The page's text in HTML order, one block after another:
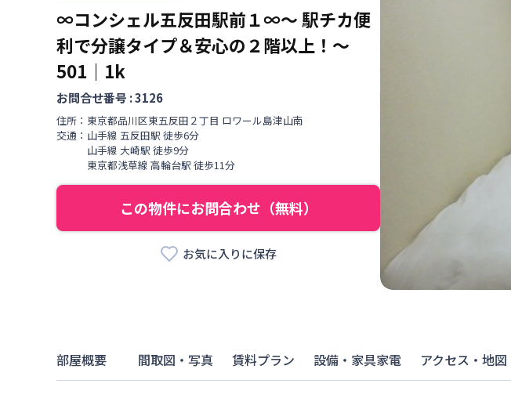
∞コンシェル五反田駅前１∞〜 駅チカ便
利で分譲タイプ＆安心の２階以上！〜
501 ｜ 1k
お問合せ番号 :3126
住所： 東京都品川区東五反田 ２丁目 ロワール島津山南
交通： 山手線 五反田駅 徒歩6分
山手線 大崎駅 徒歩9分
東京都浅草線 高輪台駅 徒歩11分
この物件にお問合わせ（無料）
お気に入りに保存
部屋概要 間取図・写真 賃料プラン 設備・家具家電 アクセス・地図